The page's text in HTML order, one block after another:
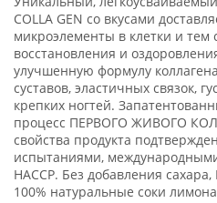
COLLA GEN со вкусами
микроэлементы в клетки и тем
восстановления и
улучшенную формулу
суставов, эластичных связок,
крепких ногтей.
процесс ПЕРВОГО ЖИВОГО
свойства продукта
испытаниями,
HACCP. Без добавления
100% натуральные соки